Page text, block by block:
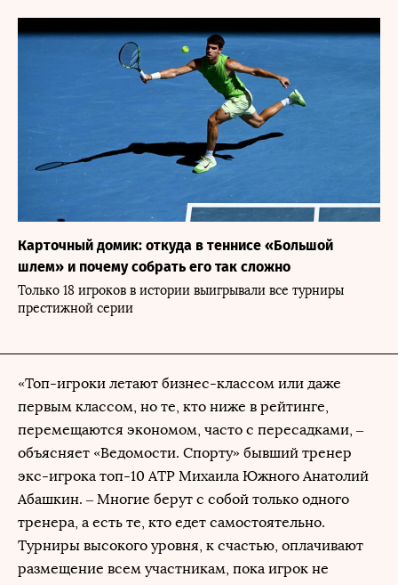
Карточный домик: откуда в теннисе «Большой
шлем» и почему собрать его так сложно
Только 18 игроков в истории выигрывали все турниры
престижной серии
«Топ-игроки летают бизнес-классом или даже
первым классом, но те, кто ниже в рейтинге,
перемещаются экономом, часто с пересадками, –
объясняет «Ведомости. Спорту» бывший тренер
экс-игрока топ-10 АТР Михаила Южного Анатолий
Абашкин. – Многие берут с собой только одного
тренера, а есть те, кто едет самостоятельно.
Турниры высокого уровня, к счастью, оплачивают
размещение всем участникам, пока игрок не